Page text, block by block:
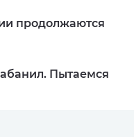
продолжаются
Пытаемся